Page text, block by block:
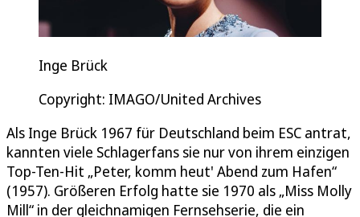
Inge Brück
Copyright: IMAGO/United Archives
Als Inge Brück 1967 für Deutschland beim ESC antrat,
kannten viele Schlagerfans sie nur von ihrem einzigen
Top-Ten-Hit „Peter, komm heut' Abend zum Hafen“
(1957). Größeren Erfolg hatte sie 1970 als „Miss Molly
Mill“ in der gleichnamigen Fernsehserie, die ein